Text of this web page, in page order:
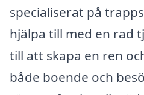
specialiserat på
hjälpa till med en rad
till att skapa en ren
både boende och